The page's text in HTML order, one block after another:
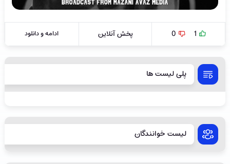
1
0 پخش آنلاین ادامه و دانلود
پلی لیست ها
لیست خوانندگان